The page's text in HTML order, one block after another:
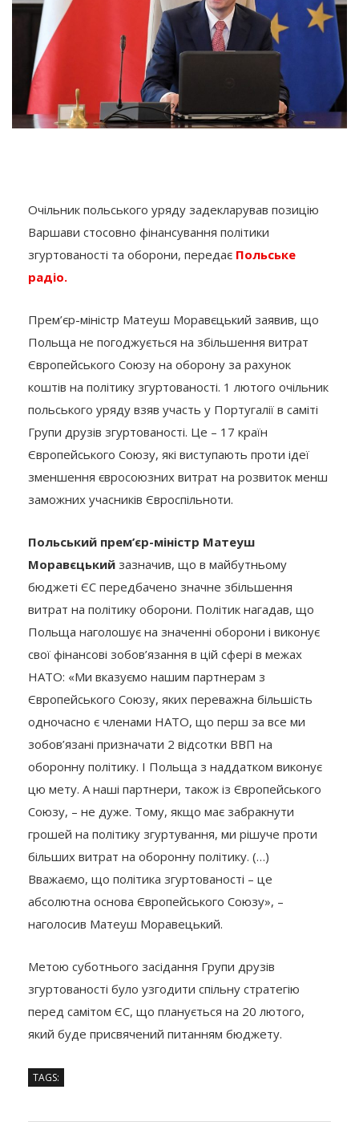
Очільник польського уряду задекларував позицію
Варшави стосовно фінансування політики
згуртованості та оборони, передає Польське
радіо.
Прем’єр-міністр Матеуш Моравєцький заявив, що
Польща не погоджується на збільшення витрат
Європейського Союзу на оборону за рахунок
коштів на політику згуртованості. 1 лютого очільник
польського уряду взяв участь у Португалії в саміті
Групи друзів згуртованості. Це – 17 країн
Європейського Союзу, які виступають проти ідеї
зменшення євросоюзних витрат на розвиток менш
заможних учасників Євроспільноти.
Польський прем’єр-міністр Матеуш
Моравєцький зазначив, що в майбутньому
бюджеті ЄС передбачено значне збільшення
витрат на політику оборони. Політик нагадав, що
Польща наголошує на значенні оборони і виконує
свої фінансові зобов’язання в цій сфері в межах
НАТО: «Ми вказуємо нашим партнерам з
Європейського Союзу, яких переважна більшість
одночасно є членами НАТО, що перш за все ми
зобов’язані призначати 2 відсотки ВВП на
оборонну політику. І Польща з наддатком виконує
цю мету. А наші партнери, також із Європейського
Союзу, – не дуже. Тому, якщо має забракнути
грошей на політику згуртування, ми рішуче проти
більших витрат на оборонну політику. (…)
Вважаємо, що політика згуртованості – це
абсолютна основа Європейського Союзу», –
наголосив Матеуш Моравецький.
Метою суботнього засідання Групи друзів
згуртованості було узгодити спільну стратегію
перед самітом ЄС, що планується на 20 лютого,
який буде присвячений питанням бюджету.
TAGS: